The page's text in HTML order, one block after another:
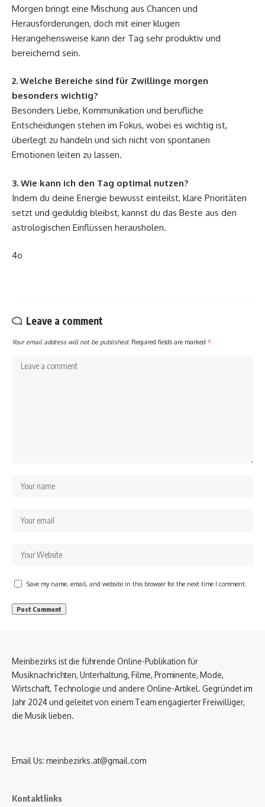
Morgen bringt eine Mischung aus Chancen und
Herausforderungen, doch mit einer klugen
Herangehensweise kann der Tag sehr produktiv und
bereichernd sein.
2. Welche Bereiche sind für Zwillinge morgen
besonders wichtig?
Besonders Liebe, Kommunikation und berufliche
Entscheidungen stehen im Fokus, wobei es wichtig ist,
überlegt zu handeln und sich nicht von spontanen
Emotionen leiten zu lassen.
3. Wie kann ich den Tag optimal nutzen?
Indem du deine Energie bewusst einteilst, klare Prioritäten
setzt und geduldig bleibst, kannst du das Beste aus den
astrologischen Einflüssen herausholen.
4o
Leave a comment
Your email address will not be published. Required fields are marked *
Save my name, email, and website in this browser for the next time I comment.
Meinbezirks ist die führende Online-Publikation für
Musiknachrichten, Unterhaltung, Filme, Prominente, Mode,
Wirtschaft, Technologie und andere Online-Artikel. Gegründet im
Jahr 2024 und geleitet von einem Team engagierter Freiwilliger,
die Musik lieben.
Email Us: meinbezirks.at@gmail.com
Kontaktlinks